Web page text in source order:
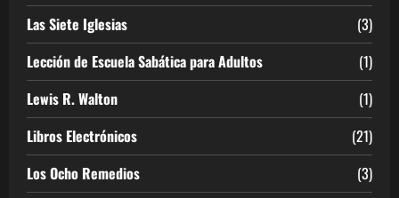
Las Siete Iglesias
(3)
Lección de Escuela Sabática para Adultos
(1)
Lewis R. Walton
(1)
Libros Electrónicos
(21)
Los Ocho Remedios
(3)